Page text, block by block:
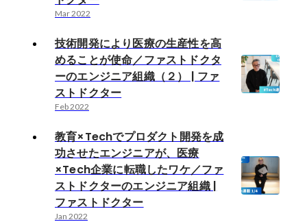
Mar 2022
技術開発により医療の生産性を高
めることが使命／ファストドクタ
ーのエンジニア組織（２） | ファ
ストドクター
Feb 2022
教育×Techでプロダクト開発を成
功させたエンジニアが、医療
×Tech企業に転職したワケ／ファ
ストドクターのエンジニア組織 |
ファストドクター
Jan 2022